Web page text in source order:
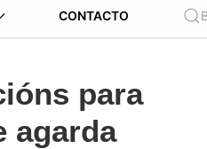
CONTACTO
para
agarda